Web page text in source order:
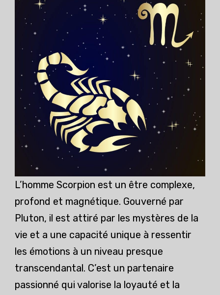
L’homme Scorpion est un être complexe,
profond et magnétique. Gouverné par
Pluton, il est attiré par les mystères de la
vie et a une capacité unique à ressentir
les émotions à un niveau presque
transcendantal. C’est un partenaire
passionné qui valorise la loyauté et la